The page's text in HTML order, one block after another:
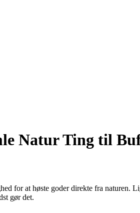
Natur Ting til
for at høste goder direkte fra naturen.
gør det.